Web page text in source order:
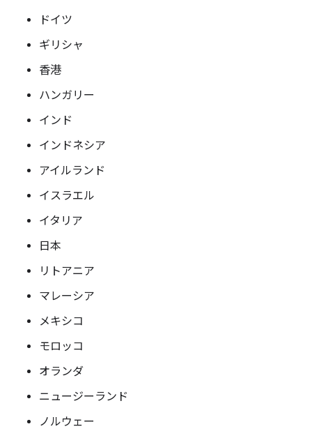
ドイツ
ギリシャ
香港
ハンガリー
インド
インドネシア
アイルランド
イスラエル
イタリア
日本
リトアニア
マレーシア
メキシコ
モロッコ
オランダ
ニュージーランド
ノルウェー